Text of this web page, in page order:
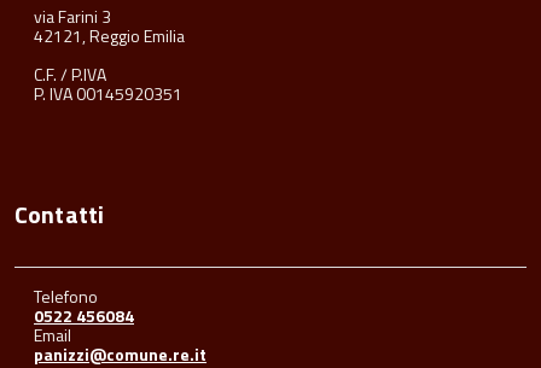
via Farini 3
42121, Reggio Emilia
C.F. / P.IVA
P. IVA 00145920351
Contatti
Telefono
0522 456084
Email
panizzi@comune.re.it